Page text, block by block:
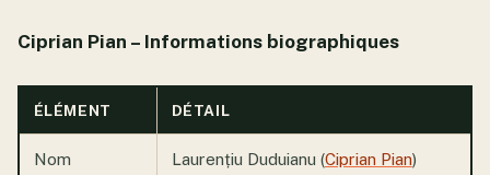
Ciprian Pian – Informations biographiques
ÉLÉMENT DÉTAIL
Nom Laurențiu Duduianu (Ciprian Pian)